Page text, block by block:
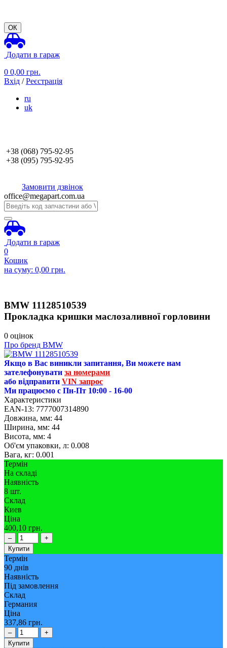
ОК
Додати в гараж
0 0,00 грн.
Вхід /Реєстрація
ru
uk
+38 (068) 795-92-95
+38 (095) 795-92-95
Замовити дзвінок
office@megapart.com.ua
Додати в гараж
0
Кошик
на суму: 0,00 грн.
BMW 11128510539
Прокладка кришки маслозаливної горловини
0 оцінок
Про бренд BMW
Якщо в Вас виникли запитання, Ви можете нам
зателефонувати за номерами
або відправити VIN запрос
Ми працюємо с Пн-Пт 10:00 - 16-00
Характеристики
EAN-13: 7777007314890
Довжина, мм: 44
Ширина, мм: 44
Висота, мм: 4
Об'єм упаковки, л: 0.008
Вага, кг: 0.001
Термін
На складі
Наявність
8 шт.
Склад
Киев
Ціна
400,10 грн.
–
+
Купити
Термін
90 днів
Наявність
Під замовлення
Склад
Германия
Ціна
337,86 грн.
–
+
Купити